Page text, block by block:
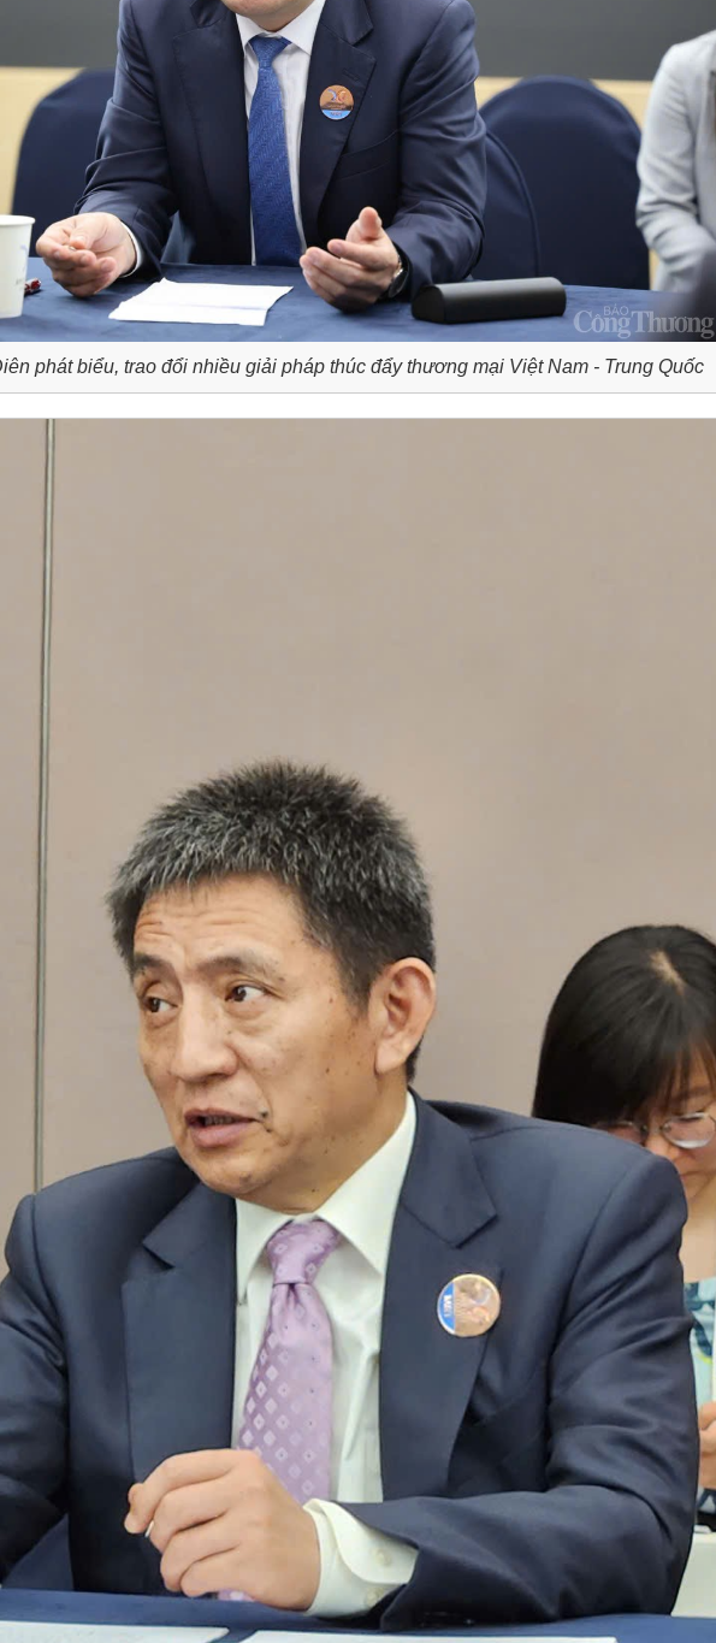
phát biểu, trao đổi nhiều giải pháp thúc đẩy thương mại Việt Nam - Trung Quốc